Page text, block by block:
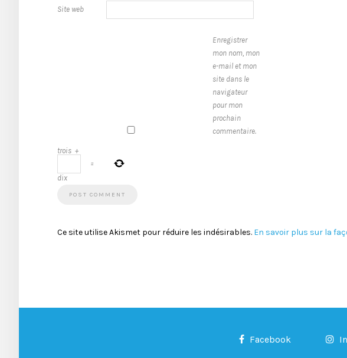
Site web
Enregistrer
mon nom, mon
e-mail et mon
site dans le
navigateur
pour mon
prochain
commentaire.
trois +
=
dix
Ce site utilise Akismet pour réduire les indésirables. En savoir plus sur la
Facebook